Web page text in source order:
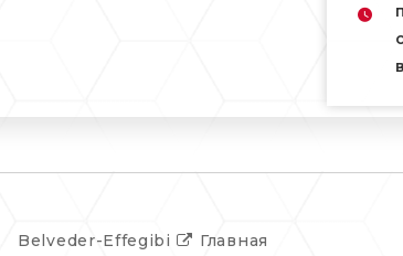
Главная
Belveder-Effegibi